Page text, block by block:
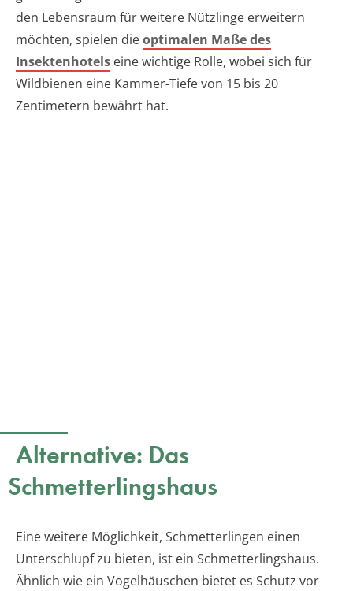
den Lebensraum für weitere Nützlinge erweitern
möchten, spielen dieoptimalen Maße des
Insektenhotels eine wichtige Rolle, wobei sich für
Wildbienen eine Kammer-Tiefe von 15 bis 20
Zentimetern bewährt hat.
Alternative: Das
Schmetterlingshaus
Eine weitere Möglichkeit, Schmetterlingen einen
Unterschlupf zu bieten, ist ein Schmetterlingshaus.
Ähnlich wie ein Vogelhäuschen bietet es Schutz vor